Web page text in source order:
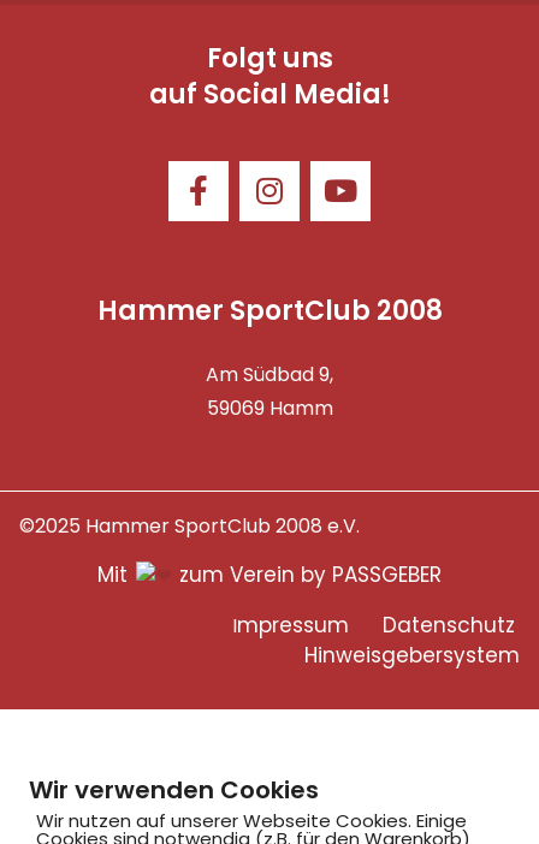
Folgt uns
auf Social Media!
Hammer SportClub 2008
Am Südbad 9,
59069 Hamm
©2025 Hammer SportClub 2008 e.V.
Mit zum Verein by PASSGEBER
Impressum
Datenschutz
Hinweisgebersystem
Wir verwenden Cookies
Wir nutzen auf unserer Webseite Cookies. Einige
Cookies sind notwendig (z.B. für den Warenkorb)